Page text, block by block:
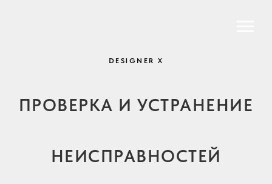
DESIGNER X
ПРОВЕРКА И УСТРАНЕНИЕ
НЕИСПРАВНОСТЕЙ